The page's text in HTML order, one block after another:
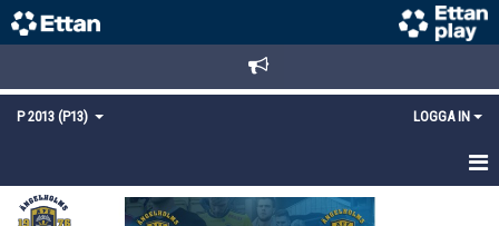
P 2013 (P13) LOGGA IN
HEM